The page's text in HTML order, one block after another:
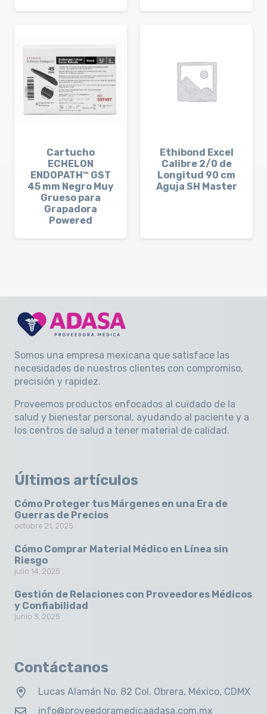
Cartucho
ECHELON
ENDOPATH™ GST
45 mm Negro Muy
Grueso para
Grapadora
Powered
Ethibond Excel
Calibre 2/0 de
Longitud 90 cm
Aguja SH Master
Somos una empresa mexicana que satisface las
necesidades de nuestros clientes con compromiso,
precisión y rapidez.
Proveemos productos enfocados al cuidado de la
salud y bienestar personal, ayudando al paciente y a
los centros de salud a tener material de calidad.
Últimos artículos
Cómo Proteger tus Márgenes en una Era de
Guerras de Precios
octubre 21, 2025
Cómo Comprar Material Médico en Línea sin
Riesgo
julio 14, 2025
Gestión de Relaciones con Proveedores Médicos
y Confiabilidad
junio 3, 2025
Contáctanos
Lucas Alamán No. 82 Col. Obrera, México, CDMX
info@proveedoramedicaadasa.com.mx